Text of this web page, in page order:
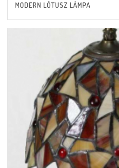
MODERN LÓTUSZ LÁMPA